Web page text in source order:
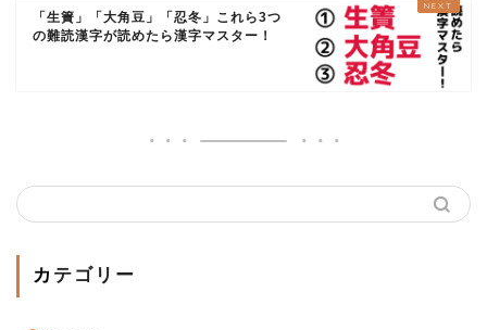
「生簀」「大角豆」「忍冬」これら3つ
の難読漢字が読めたら漢字マスター！
カテゴリー